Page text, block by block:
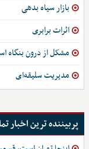
بازار ‌سیاه بدهی
اثرات برابری
مشکل از درون بنگاه
مدیریت سلیقه‌ای
پربیننده ترین اخبار